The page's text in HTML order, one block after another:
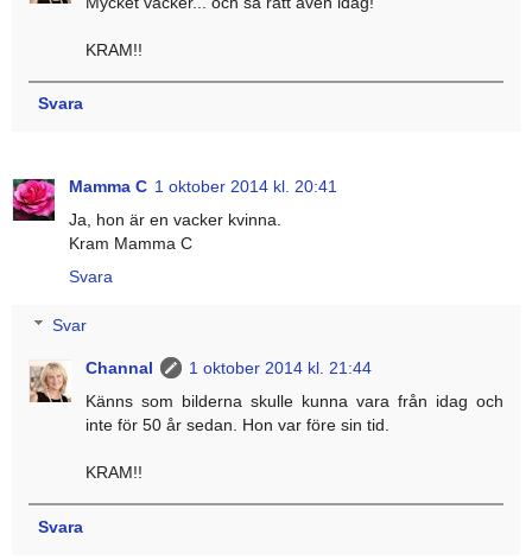
KRAM!!
Svara
Mamma C 1 oktober 2014 kl. 20:41
Ja, hon är en vacker kvinna.
Kram Mamma C
Svara
Svar
Channal
1 oktober 2014 kl. 21:44
Känns som bilderna skulle kunna vara från idag och
inte för 50 år sedan. Hon var före sin tid.
KRAM!!
Svara